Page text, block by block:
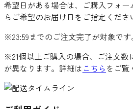
希望日がある場合は、ご購入フォ
らご希望のお届け日をご指定くださ
※23:59までのご注文完了が対象です
※21個以上ご購入の場合、ご注文数
が異なります。詳細は こちら をご覧